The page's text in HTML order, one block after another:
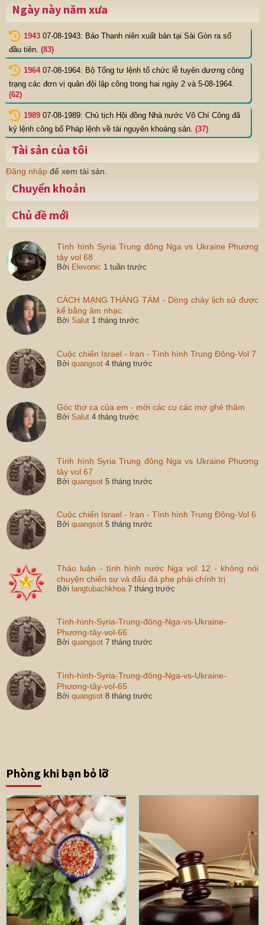
Ngày này năm xưa
1943 07-08-1943: Báo Thanh niên xuất bản tại Sài Gòn ra số
đầu tiên. (83)
1964 07-08-1964: Bộ Tổng tư lệnh tổ chức lễ tuyên dương công
trạng các đơn vị quân đội lập công trong hai ngày 2 và 5-08-1964.
(62)
1989 07-08-1989: Chủ tịch Hội đồng Nhà nước Võ Chí Công đã
ký lệnh công bố Pháp lệnh về tài nguyên khoáng sản. (37)
Tài sản của tôi
Đăng nhập để xem tài sản.
Chuyển khoản
Chủ đề mới
Tình hình Syria Trung đông Nga vs Ukraine Phương
tây vol 68
Bởi Elevonic 1 tuần trước
CÁCH MẠNG THÁNG TÁM - Dòng chảy lịch sử được
kể bằng âm nhạc
BởiSalut 1 tháng trước
Cuộc chiến Israel - Iran - Tình hình Trung Đông-Vol 7
Bởiquangsot 4 tháng trước
Góc thơ ca của em - mời các cụ các mợ ghé thăm
BởiSalut 4 tháng trước
Tình hình Syria Trung đông Nga vs Ukraine Phương
tây vol 67
Bởiquangsot 5 tháng trước
Cuộc chiến Israel - Iran - Tình hình Trung Đông-Vol 6
Bởiquangsot 5 tháng trước
Thảo luận - tình hình nước Nga vol 12 - không nói
chuyện chiến sự và đấu đá phe phái chính trị
Bởi langtubachkhoa 7 tháng trước
Tình-hình-Syria-Trung-đông-Nga-vs-Ukraine-
Phương-tây-vol-66
Bởiquangsot 7 tháng trước
Tình-hình-Syria-Trung-đông-Nga-vs-Ukraine-
Phương-tây-vol-65
Bởiquangsot 8 tháng trước
Phòng khi bạn bỏ lỡ